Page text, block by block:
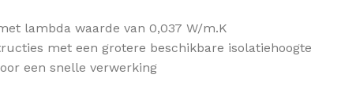
HOUTSKELETBOUW
Badkamer isolatie
Garage isolatie
lambda waarde van 0,037 W/m.K
met een grotere beschikbare isolatiehoogte
een snelle verwerking